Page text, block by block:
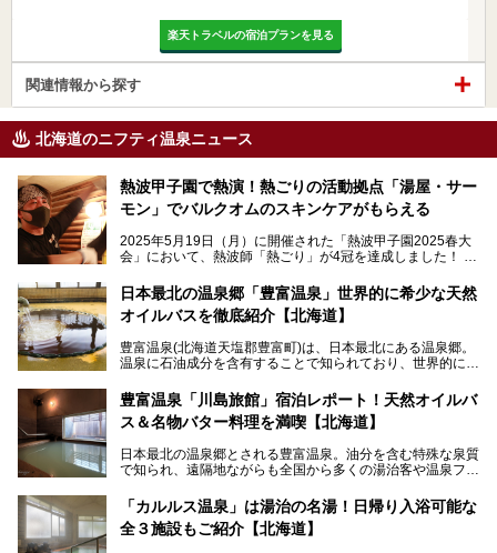
楽天トラベルの宿泊プランを見る
関連情報から探す
北海道のニフティ温泉ニュース
熱波甲子園で熱演！熱ごりの活動拠点「湯屋・サー
モン」でバルクオムのスキンケアがもらえる
2025年5月19日（月）に開催された「熱波甲子園2025春大
会」において、熱波師「熱ごり」が4冠を達成しました！
動拠点である北海道の銭湯「湯屋・サーモン」にて、メンズ
スキンケアブランド バルクオムの「ONE DAY KIT」を数量
限定でプレゼントいたします。
で、ぜひお試しください。※6月13日配布開始、なくなり次
第終了
───
提供元：株式会社バルクオム【PR】
この記事は株式会社バルクオム商品のPR記事です。
日本最北の温泉郷「豊富温泉」世界的に希少な天然
オイルバスを徹底紹介【北海道】
豊富温泉(北海道天塩郡豊富町)は、日本最北にある温泉郷。
温泉に石油成分を含有することで知られており、世界的にも
に特効があると言われ、遠隔地ながらも全国から湯治・療養
目的で多くの人々が訪れます。
地体験し、独自の視点で豊富温泉の“天然オイルバス”をレポ
ート。温泉地概要や日帰り入浴施設をはじめ、宿泊施設・ア
豊富温泉「川島旅館」宿泊レポート！天然オイルバ
ス＆名物バター料理を満喫【北海道】
日本最北の温泉郷とされる豊富温泉。油分を含む特殊な泉質
で知られ、遠隔地ながらも全国から多くの湯治客や温泉ファ
「川島旅館」は、豊富温泉の開湯当初から営業する老舗旅
館。とりわけ温泉の良さと名物のバター料理に定評があり、
「カルルス温泉」は湯治の名湯！日帰り入浴可能な
全３施設もご紹介【北海道】